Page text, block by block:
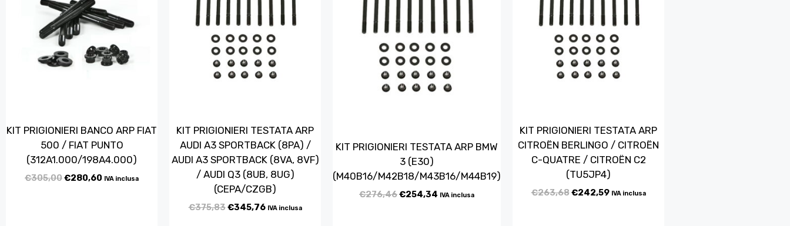
KIT PRIGIONIERI BANCO ARP FIAT
500 / FIAT PUNTO
(312A1.000/198A4.000)
€305,00€280,60 IVA inclusa
KIT PRIGIONIERI TESTATA ARP
AUDI A3 SPORTBACK (8PA) /
AUDI A3 SPORTBACK (8VA, 8VF)
/ AUDI Q3 (8UB, 8UG)
(CEPA/CZGB)
€375,83€345,76 IVA inclusa
KIT PRIGIONIERI TESTATA ARP BMW
3 (E30)
(M40B16/M42B18/M43B16/M44B19)
€276,46€254,34 IVA inclusa
KIT PRIGIONIERI TESTATA ARP
CITROËN BERLINGO / CITROËN
C-QUATRE / CITROËN C2
(TU5JP4)
€263,68€242,59 IVA inclusa